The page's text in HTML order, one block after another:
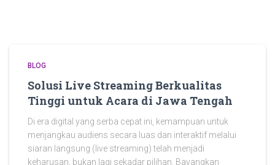
BLOG
Solusi Live Streaming Berkualitas
Tinggi untuk Acara di Jawa Tengah
Di era digital yang serba cepat ini, kemampuan untuk
menjangkau audiens secara luas dan interaktif melalui
siaran langsung (live streaming) telah menjadi
keharusan, bukan lagi sekadar pilihan. Bayangkan